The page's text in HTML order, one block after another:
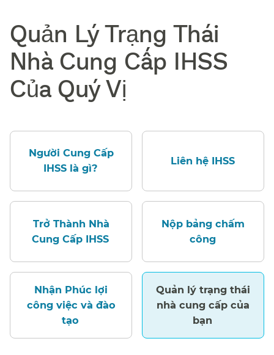
Quản Lý Trạng Thái
Nhà Cung Cấp IHSS
Của Quý Vị​​
Người Cung Cấp
IHSS là gì?​​
Liên hệ IHSS​​
Trở Thành Nhà
Cung Cấp IHSS​​
Nộp bảng chấm
công​​
Nhận Phúc lợi
công việc và đào
tạo​​
Quản lý trạng thái
nhà cung cấp của
bạn​​